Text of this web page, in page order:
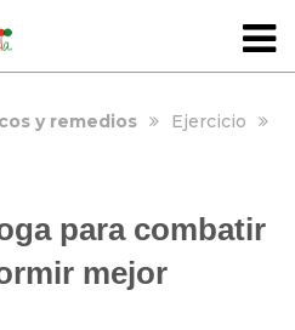
y remedios
Ejercicio
para combatir
mejor